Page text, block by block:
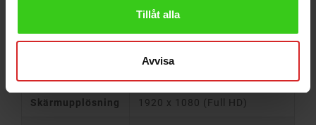
Tillåt alla
Avvisa
Funktion Specifikation
Skärmupplösning 1920 x 1080 (Full HD)